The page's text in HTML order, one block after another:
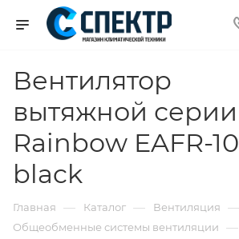
Вентилятор
вытяжной серии
Rainbow EAFR-
black
Главная — Каталог — Вентиляция —
Общеобменные системы вентиляции —